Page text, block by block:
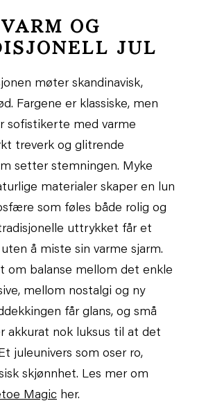
VARM OG
JUL
møter skandinavisk,
Fargene er klassiske, men
sofistikerte med varme
treverk og glitrende
setter stemningen. Myke
materialer skaper en lun
som føles både rolig og
uttrykket får et
å miste sin varme sjarm.
om balanse mellom det enkle
mellom nostalgi og ny
får glans, og små
akkurat nok luksus til at det
juleunivers som oser ro,
skjønnhet. Les mer om
Magic her.